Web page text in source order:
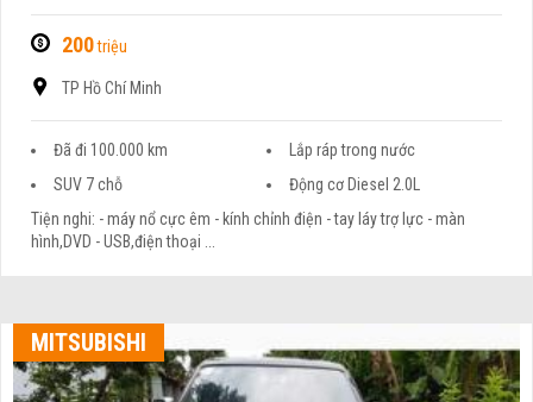
200triệu
TP Hồ Chí Minh
Đã đi 100.000 km
Lắp ráp trong nước
SUV 7 chỗ
Động cơ Diesel 2.0L
Tiện nghi: - máy nổ cực êm - kính chỉnh điện - tay láy trợ lực - màn
hình,DVD - USB,điện thoại ...
MITSUBISHI